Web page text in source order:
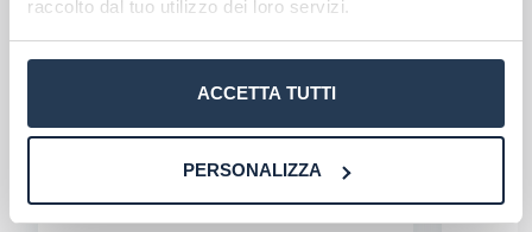
raccolto dal tuo utilizzo dei loro servizi.
ACCETTA TUTTI
PERSONALIZZA
La tua email sarà utilizzata per comunicarti se qualcuno risponde al tuo commento
dallainformativa privacy. Pubblicando questo commento dai il consenso affinché un
cookie salvi i tuoi dati (nome, email) per il prossimo commento.
Ho letto e acconsento l'informativa
finalità di marketing diretto con modalità
automatizzate o tradizionali
conferma e pubblica
Scegli il meglio PER TE